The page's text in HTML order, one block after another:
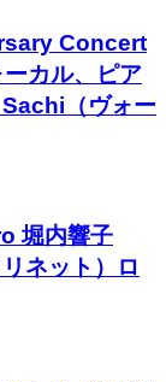
Concert
カル、ピア
（ヴォー
堀内響子
ネット）ロ